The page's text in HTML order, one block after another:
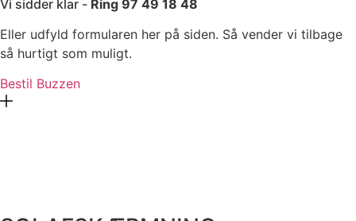
Vi sidder klar - Ring 97 49 18 48
Eller udfyld formularen her på siden. Så vender vi tilbage
så hurtigt som muligt.
Bestil Buzzen